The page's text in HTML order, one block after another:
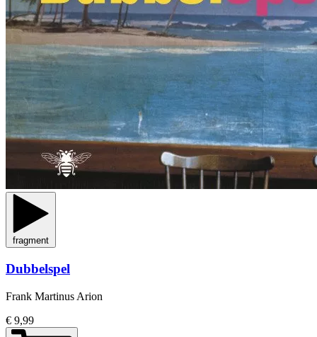
fragment
Dubbelspel
Frank Martinus Arion
€ 9,99